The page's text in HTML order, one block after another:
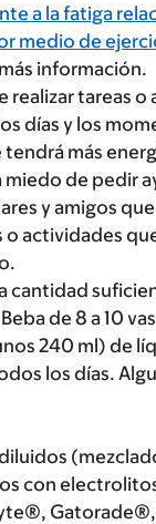
a la fatiga
medio de
información.
realizar tareas o
días y los
tendrá más
miedo de pedir
y amigos
o actividades
cantidad
de 8 a 10
240 ml) de
los días.
con